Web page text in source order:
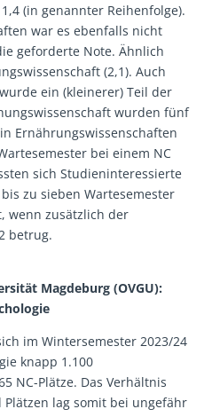
(in genannter Reihenfolge).
war es ebenfalls nicht
geforderte Note. Ähnlich
(2,1). Auch
ein (kleinerer) Teil der
wurden fünf
Ernährungswissenschaften
bei einem NC
sich Studieninteressierte
zu sieben Wartesemester
wenn zusätzlich der
betrug.
Magdeburg (OVGU):
im Wintersemester 2023/24
knapp 1.100
NC-Plätze. Das Verhältnis
lag somit bei ungefähr